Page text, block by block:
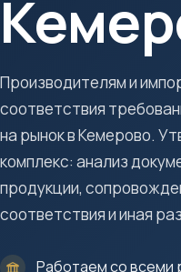
Производителям и
соответствия
на рынок в Кемерово.
комплекс: анализ
продукции,
соответствия и иная
Работаем со всеми